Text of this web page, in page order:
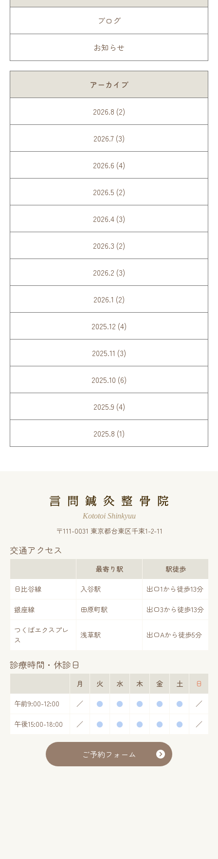
ブログ
お知らせ
アーカイブ
2026.8 (2)
2026.7 (3)
2026.6 (4)
2026.5 (2)
2026.4 (3)
2026.3 (2)
2026.2 (3)
2026.1 (2)
2025.12 (4)
2025.11 (3)
2025.10 (6)
2025.9 (4)
2025.8 (1)
Kototoi Shinkyuu
〒111-0031 東京都台東区千束1-2-11
交通アクセス
最寄り駅 駅徒歩
日比谷線 入谷駅 出口1から徒歩13分
銀座線 田原町駅 出口3から徒歩13分
つくばエクスプレ
ス
浅草駅 出口Aから徒歩5分
診療時間・休診日
月 火 水 木 金 土 日
午前9:00-12:00 ／ ● ● ● ● ● ／
午後15:00-18:00 ／ ● ● ● ● ● ／
ご予約フォーム